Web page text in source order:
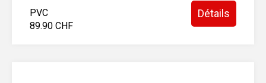
PVC
89.90 CHF
Détails